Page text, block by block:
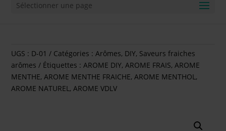
Sélectionner une page
UGS : D-01 Catégories :Arômes, DIY, Saveurs fraiches
arômes
Étiquettes :AROME DIY,AROME FRAIS,AROME
MENTHE,AROME MENTHE FRAICHE,AROME MENTHOL,
AROME NATUREL,AROME VDLV